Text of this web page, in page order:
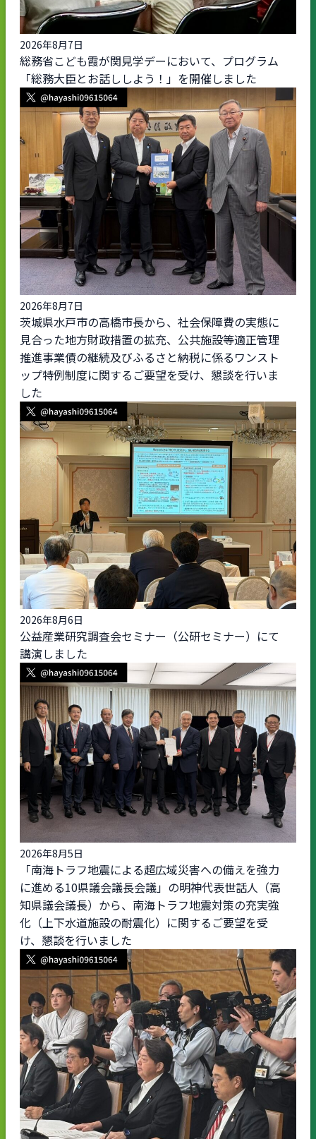
2026年8月7日
総務省こども霞が関見学デーにおいて、プログラム
「総務大臣とお話ししよう！」を開催しました
2026年8月7日
茨城県水戸市の高橋市長から、社会保障費の実態に
見合った地方財政措置の拡充、公共施設等適正管理
推進事業債の継続及びふるさと納税に係るワンスト
ップ特例制度に関するご要望を受け、懇談を行いま
した
2026年8月6日
公益産業研究調査会セミナー（公研セミナー）にて
講演しました
2026年8月5日
「南海トラフ地震による超広域災害への備えを強力
に進める10県議会議長会議」の明神代表世話人（高
知県議会議長）から、南海トラフ地震対策の充実強
化（上下水道施設の耐震化）に関するご要望を受
け、懇談を行いました